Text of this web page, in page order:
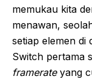
memukau kita
menawan,
setiap elemen di
Switch pertama
framerateyang